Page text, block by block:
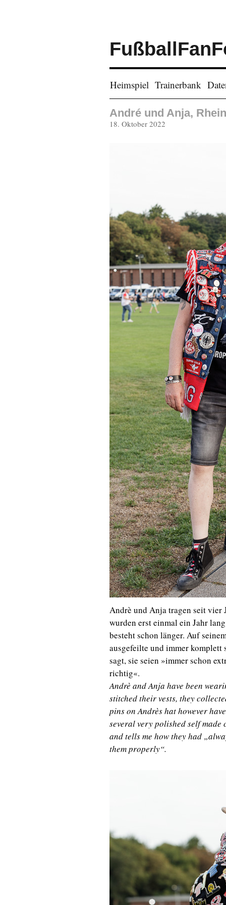
Heimspiel Trainerbank
André und Anja,
Andrè und Anja tragen seit vier
wurden erst einmal ein Jahr
besteht schon länger. Auf
ausgefeilte und immer komplett
sagt, sie seien »immer schon
richtig«.
Andrè and Anja have been
stitched their vests, they
pins on Andrès hat however
several very polished self
and tells me how they had
them properly“.
Veröffentlicht
18. Oktober 2022